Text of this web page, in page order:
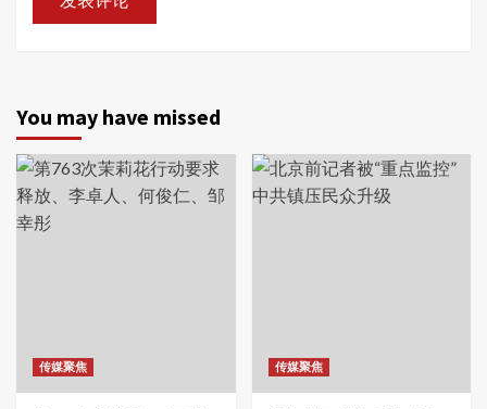
You may have missed
传媒聚焦 传媒聚焦